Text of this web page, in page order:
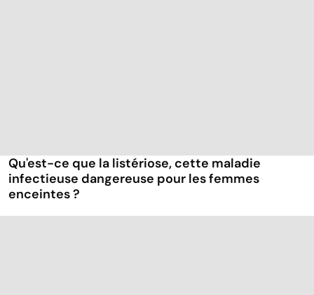
Qu'est-ce que la listériose, cette maladie
infectieuse dangereuse pour les femmes
enceintes ?